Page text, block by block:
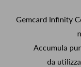
Gemcard Infinity
Accumula
da